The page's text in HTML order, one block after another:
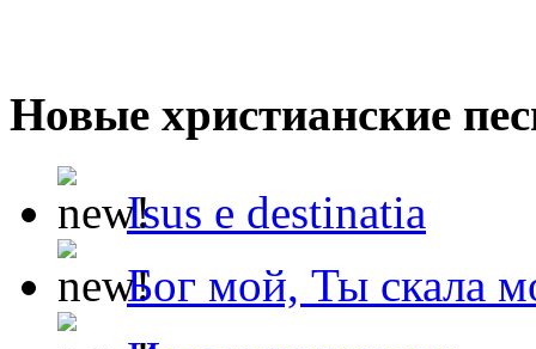
Новые христианские
Isus e destinatia
Бог мой, Ты скала